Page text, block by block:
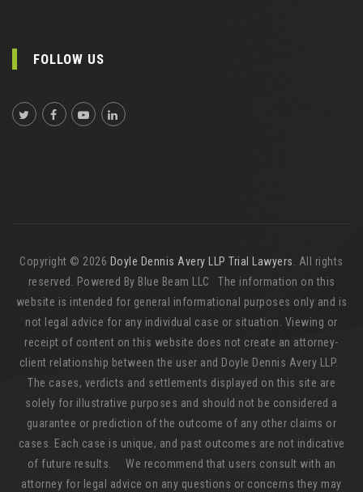
FOLLOW US
Copyright © 2026 Doyle Dennis Avery LLP Trial Lawyers. All rights
reserved. Powered By Blue Beam LLC The information on this
website is intended for general informational purposes only and is
not legal advice for any individual case or situation. Viewing or
receipt of content on this website does not create an attorney-
client relationship between the user and Doyle Dennis Avery LLP.
The cases, verdicts and settlements displayed on this site are
solely for illustrative purposes and should not be considered a
guarantee or prediction of the outcome of any other claims or
cases. Each case is unique, and past outcomes are not indicative
of future results. We recommend that users consult with an
attorney for legal advice on any questions or concerns they may